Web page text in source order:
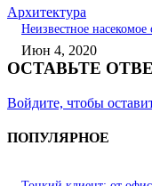
Архитектура
Неизвестное
Июн 4, 2020
ОСТАВЬТЕ
Войдите, чтобы
ПОПУЛЯРНОЕ